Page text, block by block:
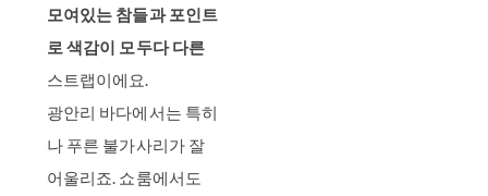
모여있는 참들과 포인트
로 색감이 모두다 다른
스트랩이에요.
광안리 바다에서는 특히
나 푸른 불가사리가 잘
어울리죠. 쇼룸에서도